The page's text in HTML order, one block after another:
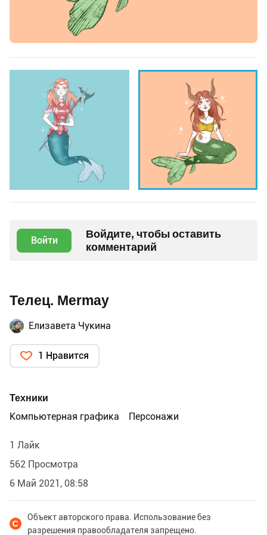
Войти
Войдите, чтобы оставить
комментарий
Телец. Mermay
Елизавета Чукина
1 Нравится
Техники
Компьютерная графика
Персонажи
1 Лайк
562 Просмотра
6 Май 2021, 08:58
Объект авторского права. Использование без
разрешения правообладателя запрещено.